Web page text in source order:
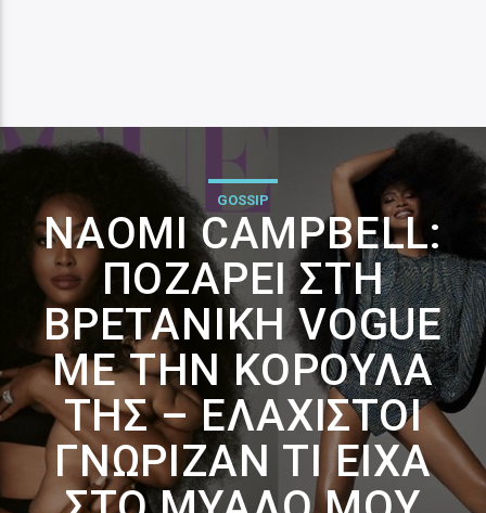
GOSSIP
NAOMI CAMPBELL:
ΠΟΖΆΡΕΙ ΣΤΗ
ΒΡΕΤΑΝΙΚΉ VOGUE
ΜΕ ΤΗΝ ΚΟΡΟΎΛΑ
ΤΗΣ – ΕΛΆΧΙΣΤΟΙ
ΓΝΏΡΙΖΑΝ ΤΙ ΕΊΧΑ